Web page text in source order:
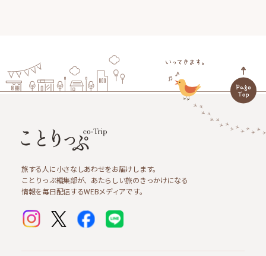
旅する人に小さなしあわせをお届けします。
ことりっぷ編集部が、あたらしい旅のきっかけになる
情報を毎日配信するWEBメディアです。